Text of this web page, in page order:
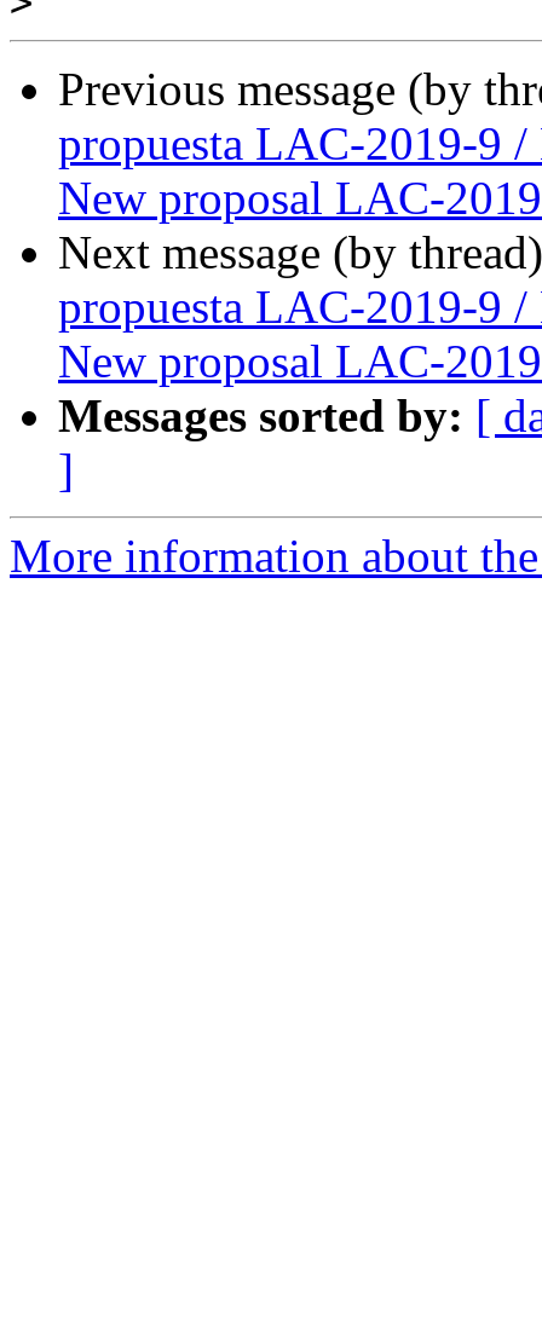
Previous message (by
propuesta LAC-2019-9
New proposal LAC-
Next message (by
propuesta LAC-2019-9
New proposal LAC-
Messages sorted by: [
]
More information about